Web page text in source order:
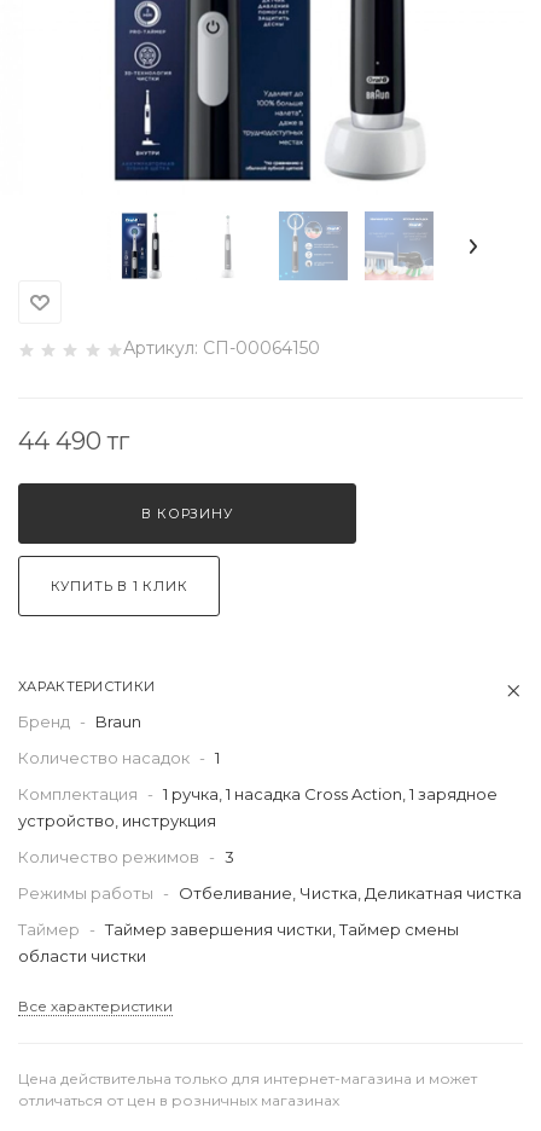
Артикул: СП-00064150
44 490 тг
В КОРЗИНУ
КУПИТЬ В 1 КЛИК
ХАРАКТЕРИСТИКИ
Бренд -
Braun
Количество насадок - 1
Комплектация
- 1 ручка, 1 насадка Cross Action, 1 зарядное
устройство, инструкция
Количество режимов
- 3
Режимы работы
-
Отбеливание, Чистка, Деликатная чистка
Таймер
- Таймер завершения чистки, Таймер смены
области чистки
Все характеристики
Цена действительна только для интернет-магазина и может
отличаться от цен в розничных магазинах